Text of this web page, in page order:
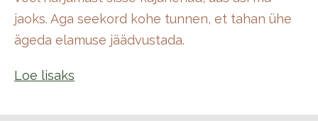
jaoks. Aga seekord kohe tunnen, et tahan ühe
ägeda elamuse jäädvustada.
Loe lisaks